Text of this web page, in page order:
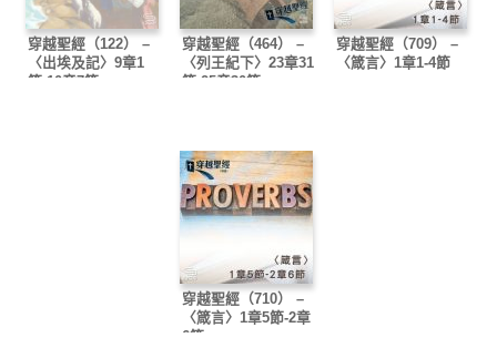
穿越聖經（122） –
〈出埃及記〉9章1
節-10章7節
穿越聖經（464） –
〈列王紀下〉23章31
節-25章30節
穿越聖經（709） –
〈箴言〉1章1-4節
穿越聖經（710） –
〈箴言〉1章5節-2章
6節